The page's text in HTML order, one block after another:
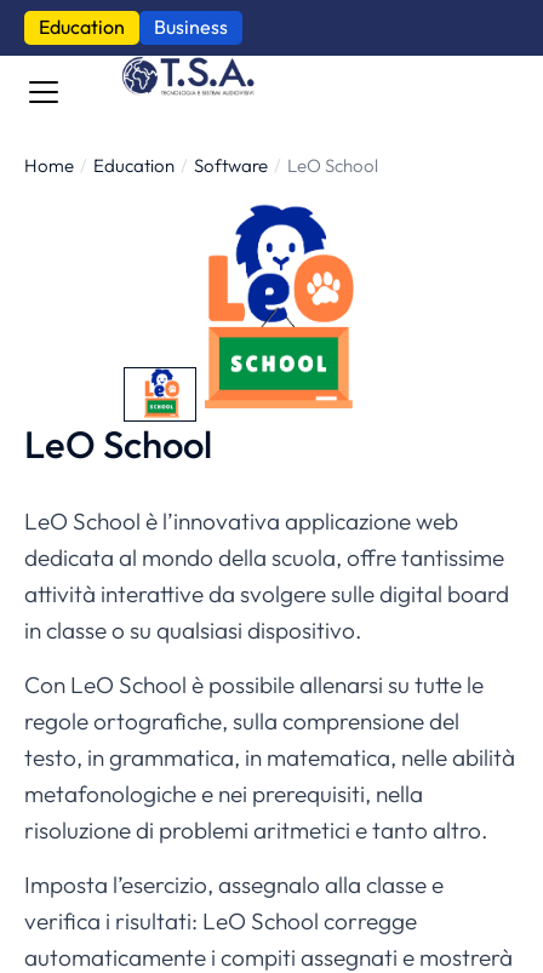
Education Business
Tu sei qui:
Home Education Software LeO School
LeO School
LeO School è l’innovativa applicazione web
dedicata al mondo della scuola, offre tantissime
attività interattive da svolgere sulle digital board
in classe o su qualsiasi dispositivo.
Con LeO School è possibile allenarsi su tutte le
regole ortografiche, sulla comprensione del
testo, in grammatica, in matematica, nelle abilità
metafonologiche e nei prerequisiti, nella
risoluzione di problemi aritmetici e tanto altro.
Imposta l’esercizio, assegnalo alla classe e
verifica i risultati: LeO School corregge
automaticamente i compiti assegnati e mostrerà